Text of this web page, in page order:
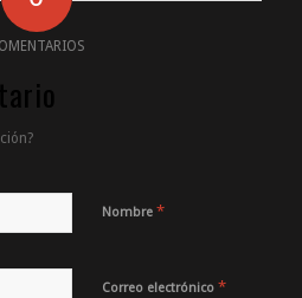
Nombre *
Correo electrónico *